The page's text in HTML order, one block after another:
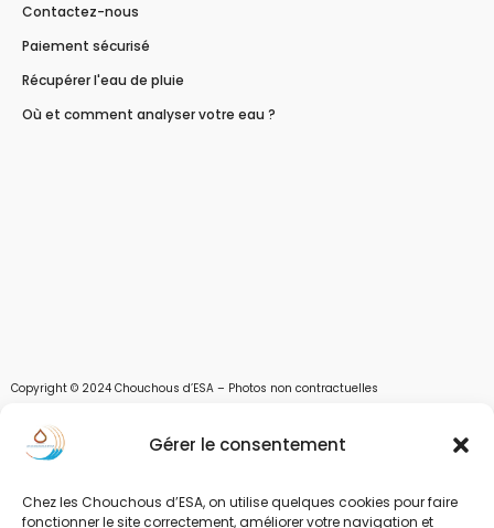
Gérer le consentement
Chez les Chouchous d’ESA, on utilise quelques cookies pour faire
fonctionner le site correctement, améliorer votre navigation et
Contactez-nous
Paiement sécurisé
Récupérer l'eau de pluie
Où et comment analyser votre eau ?
Copyright © 2024 Chouchous d’ESA – Photos non contractuelles
Les chouchous d’Esa vous apportent toutes les solutions pour récupérer l’eau de
pluie, et des moyens pour stocker, filtrer, traiter et potabiliser l’eau d’un forage,
Soleil et Air nous proposons également des équipements pour décontaminer de
l’air par photocatalyse ou plasma froid et des équipements solaires.